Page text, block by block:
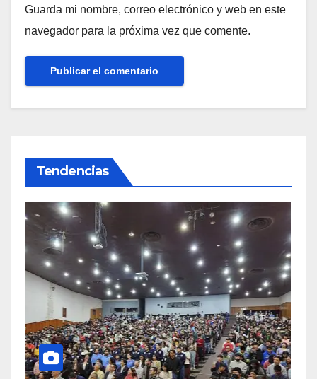
Guarda mi nombre, correo electrónico y web en este
navegador para la próxima vez que comente.
Tendencias